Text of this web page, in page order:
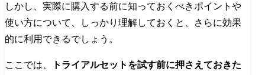
しかし、実際に購入する前に知っておくべきポイントや
使い方について、しっかり理解しておくと、さらに効果
的に利用できるでしょう。
ここでは、
トライアルセットを試す前に押さえておきた